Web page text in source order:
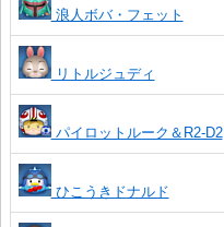
浪人ボバ・フェット
リトルジュディ
パイロットルーク＆R2-D2
ひこうきドナルド